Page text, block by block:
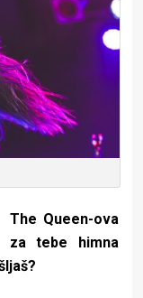
Queen-ova
za tebe himna